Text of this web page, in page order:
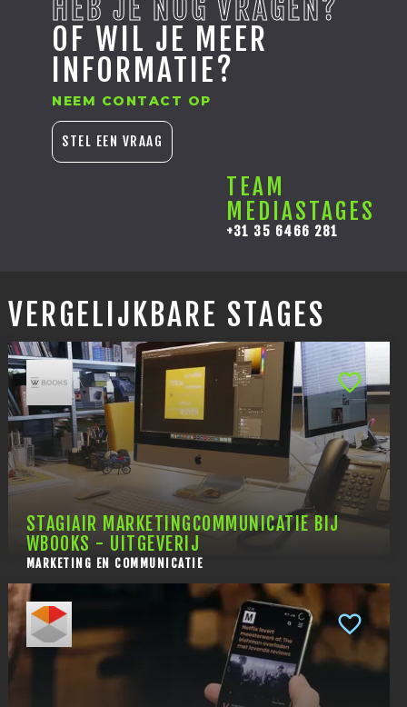
HEB JE NOG VRAGEN?
OF WIL JE MEER
INFORMATIE?
NEEM CONTACT OP
STEL EEN VRAAG
TEAM
MEDIASTAGES
+31 35 6466 281
VERGELIJKBARE STAGES
STAGIAIR MARKETINGCOMMUNICATIE BIJ
WBOOKS - UITGEVERIJ
MARKETING EN COMMUNICATIE